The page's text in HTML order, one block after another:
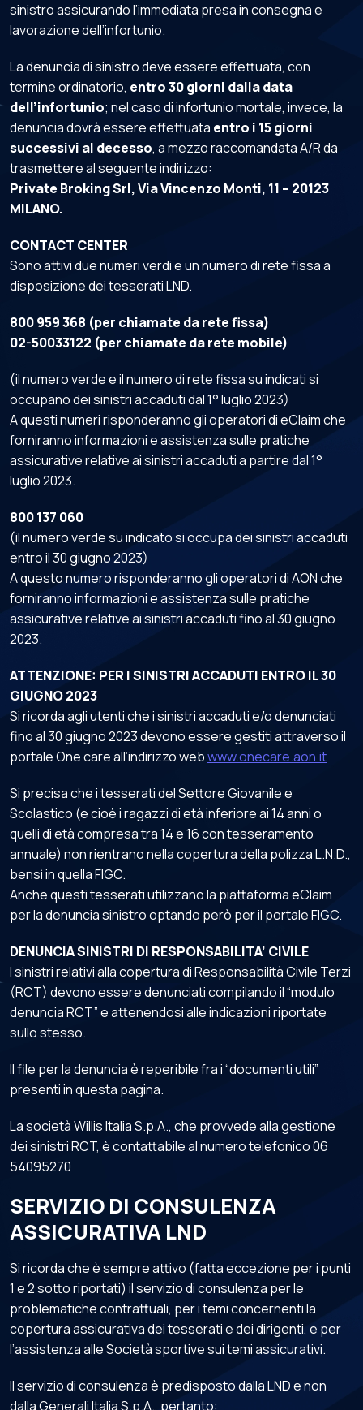
sinistro assicurando l’immediata presa in consegna e
lavorazione dell’infortunio.
La denuncia di sinistro deve essere effettuata, con
termine ordinatorio, entro 30 giorni dalla data
dell’infortunio; nel caso di infortunio mortale, invece, la
denuncia dovrà essere effettuata entro i 15 giorni
successivi al decesso, a mezzo raccomandata A/R da
trasmettere al seguente indirizzo:
Private Broking Srl, Via Vincenzo Monti, 11 – 20123
MILANO.
CONTACT CENTER
Sono attivi due numeri verdi e un numero di rete fissa a
disposizione dei tesserati LND.
800 959 368 (per chiamate da rete fissa)
02-50033122 (per chiamate da rete mobile)
(il numero verde e il numero di rete fissa su indicati si
occupano dei sinistri accaduti dal 1° luglio 2023)
A questi numeri risponderanno gli operatori di eClaim che
forniranno informazioni e assistenza sulle pratiche
assicurative relative ai sinistri accaduti a partire dal 1°
luglio 2023.
800 137 060
(il numero verde su indicato si occupa dei sinistri accaduti
entro il 30 giugno 2023)
A questo numero risponderanno gli operatori di AON che
forniranno informazioni e assistenza sulle pratiche
assicurative relative ai sinistri accaduti fino al 30 giugno
2023.
ATTENZIONE: PER I SINISTRI ACCADUTI ENTRO IL 30
GIUGNO 2023
Si ricorda agli utenti che i sinistri accaduti e/o denunciati
fino al 30 giugno 2023 devono essere gestiti attraverso il
portale One care all’indirizzo webwww.onecare.aon.it
Si precisa che i tesserati del Settore Giovanile e
Scolastico (e cioè i ragazzi di età inferiore ai 14 anni o
quelli di età compresa tra 14 e 16 con tesseramento
annuale) non rientrano nella copertura della polizza L.N.D.,
bensì in quella FIGC.
Anche questi tesserati utilizzano la piattaforma eClaim
per la denuncia sinistro optando però per il portale FIGC.
DENUNCIA SINISTRI DI RESPONSABILITA’ CIVILE
I sinistri relativi alla copertura di Responsabilità Civile Terzi
(RCT) devono essere denunciati compilando il “modulo
denuncia RCT” e attenendosi alle indicazioni riportate
sullo stesso.
Il file per la denuncia è reperibile fra i “documenti utili”
presenti in questa pagina.
La società Willis Italia S.p.A., che provvede alla gestione
dei sinistri RCT, è contattabile al numero telefonico 06
54095270
SERVIZIO DI CONSULENZA
ASSICURATIVA LND
Si ricorda che è sempre attivo (fatta eccezione per i punti
1 e 2 sotto riportati) il servizio di consulenza per le
problematiche contrattuali, per i temi concernenti la
copertura assicurativa dei tesserati e dei dirigenti, e per
l’assistenza alle Società sportive sui temi assicurativi.
Il servizio di consulenza è predisposto dalla LND e non
dalla Generali Italia S.p.A., pertanto: